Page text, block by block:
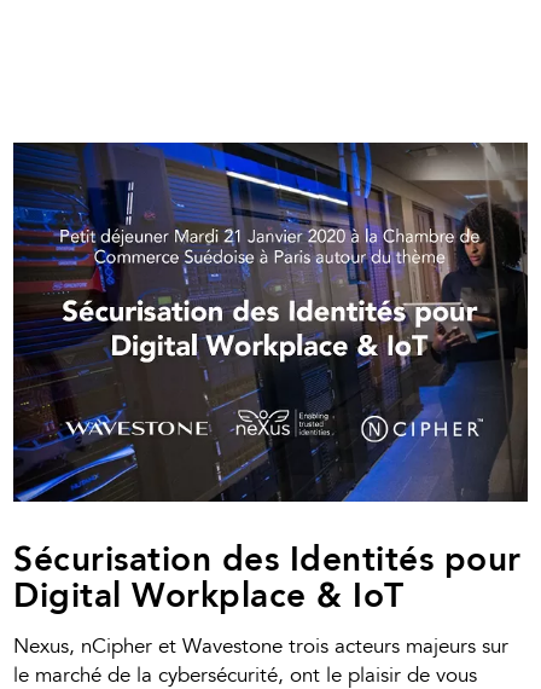
Sécurisation des Identités pour
Digital Workplace & IoT
Nexus, nCipher et Wavestone trois acteurs majeurs sur
le marché de la cybersécurité, ont le plaisir de vous